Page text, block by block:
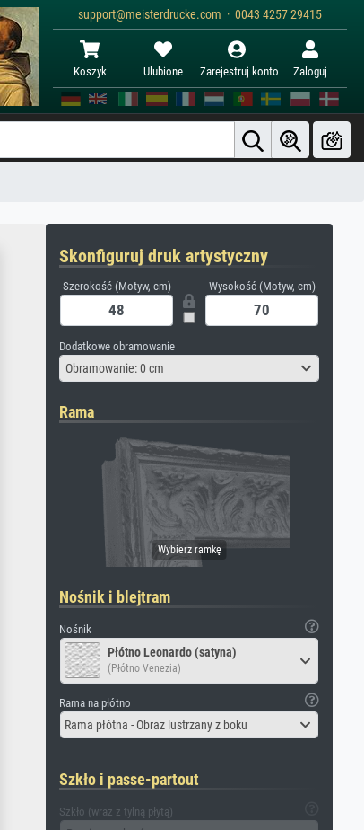
support@meisterdrucke.com · 0043 4257 29415
Koszyk Ulubione Zarejestruj konto Zaloguj
Skonfiguruj druk artystyczny
Szerokość (Motyw, cm) Wysokość (Motyw, cm)
Dodatkowe obramowanie
Obramowanie: 0 cm
Rama
Nośnik i blejtram
Nośnik
Płótno Leonardo (satyna)
(Płótno Venezia)
Rama na płótno
Rama płótna - Obraz lustrzany z boku
Szkło i passe-partout
Szkło (wraz z tylną płytą)